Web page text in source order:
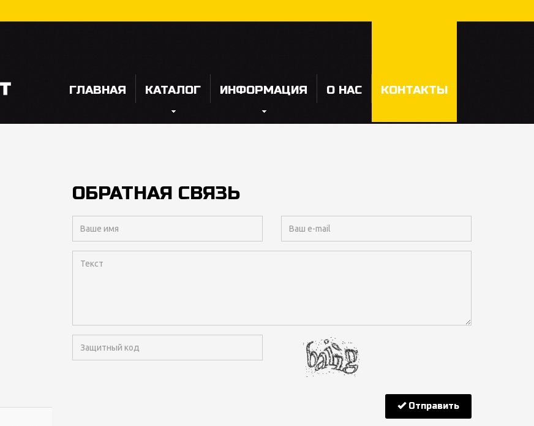
ГЛАВНАЯ КАТАЛОГ ИНФОРМАЦИЯ О НАС КОНТАКТЫ
ОБРАТНАЯ СВЯЗЬ
Отправить